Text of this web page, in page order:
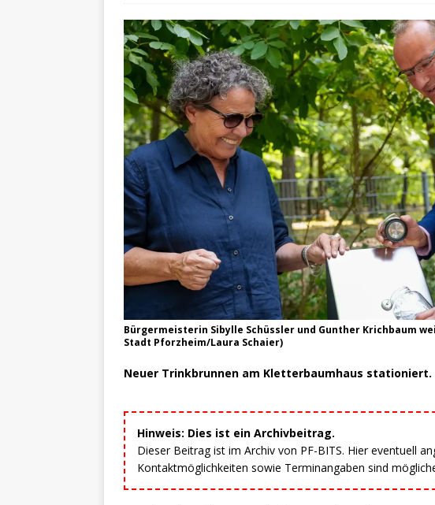
Bürgermeisterin Sibylle Schüssler und Gunther Krichbaum
Stadt Pforzheim/Laura Schaier)
Neuer Trinkbrunnen am Kletterbaumhaus stationiert.
Hinweis: Dies ist ein Archivbeitrag.
Dieser Beitrag ist im Archiv von PF-BITS. Hier eventuell
Kontaktmöglichkeiten sowie Terminangaben sind